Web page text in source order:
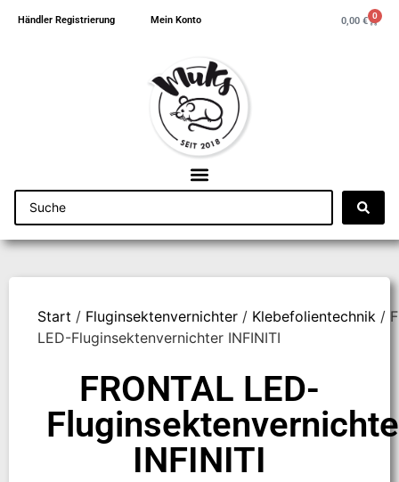
Händler Registrierung Mein Konto 0,00 € 0
Start / Fluginsektenvernichter / Klebefolientechnik /
LED-Fluginsektenvernichter INFINITI
FRONTAL LED-
INFINITI